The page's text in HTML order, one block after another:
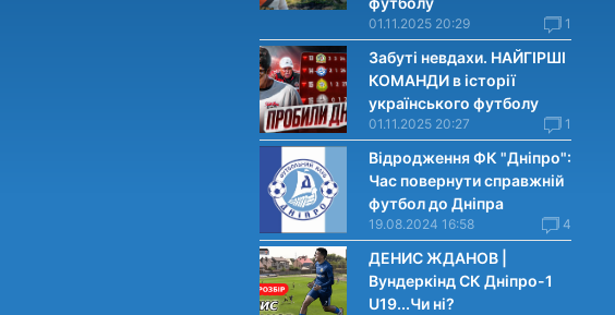
01.11.2025 20:29 1
Забуті невдахи. НАЙГІРШІ
КОМАНДИ в історії
українського футболу
01.11.2025 20:27 1
Відродження ФК "Дніпро":
Час повернути справжній
футбол до Дніпра
19.08.2024 16:58 4
ДЕНИС ЖДАНОВ |
Вундеркінд СК Дніпро-1
U19...Чи нi?